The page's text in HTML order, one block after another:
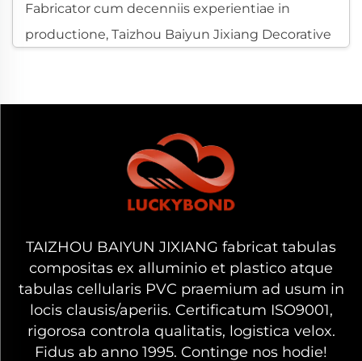
Fabricator cum decenniis experientiae in
productione, Taizhou Baiyun Jixiang Decorative
qualitatem, et commeatum credibilem
Tabula ex PVC cellulari vim et levitatem simul
iungit, itaque tam in locis intus quam foris
idonea est. Sive in applicationibus
architectonicis, sive in fabricatione mobilium,
sive in proiectis ostentandis mercatorum
adhibita est, haec materia in conditionibus
difficilibus optime se habet. Propter rigorem,
TAIZHOU BAIYUN JIXIANG fabricat tabulas
compositas ex alluminio et plastico atque
tabulas cellularis PVC praemium ad usum in
locis clausis/aperiis. Certificatum ISO9001,
rigorosa controla qualitatis, logistica velox.
Fidus ab anno 1995. Continge nos hodie!